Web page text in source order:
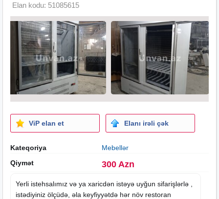
Elan kodu: 51085615
ViP elan et Elanı irəli çək
Kateqoriya
Mebellər
Qiymət
300 Azn
Yerli istehsalımız və ya xaricdən istəyə uyğun sifarişlərlə ,
istədiyiniz ölçüdə, əla keyfiyyətdə hər növ restoran